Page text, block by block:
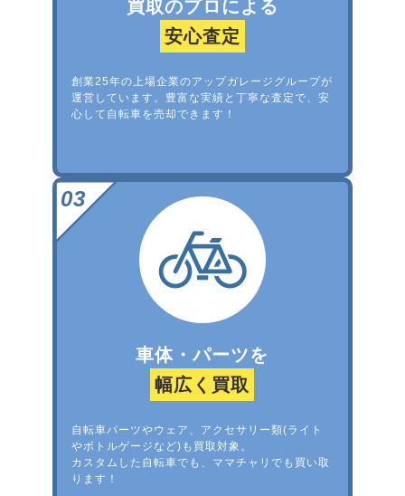
買取のプロによる
安心査定
創業25年の上場企業のアップガレージグループが
運営しています。豊富な実績と丁寧な査定で、安
心して自転車を売却できます！
車体・パーツを
幅広く買取
自転車パーツやウェア、アクセサリー類(ライト
やボトルゲージなど)も買取対象。
カスタムした自転車でも、ママチャリでも買い取
ります！